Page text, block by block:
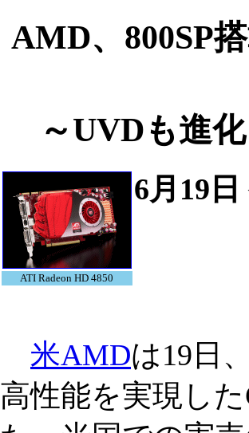
AMD、800SP
～UVDも進
ATI Radeon HD 4850
6月19
米AMDは19日
高性能を実現した